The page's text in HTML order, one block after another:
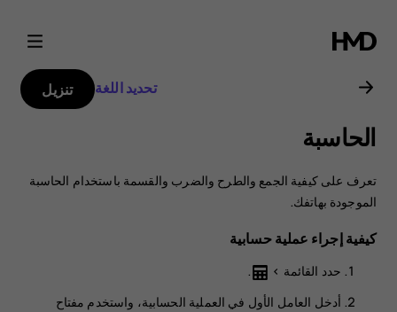
دليل
مستخدم
2018
Nokia
106
تحديد اللغة تنزيل
الحاسبة
تعرف على كيفية الجمع والطرح والضرب والقسمة باستخدام الحاسبة
الموجودة بهاتفك.
كيفية إجراء عملية حسابية
حدد القائمة >
.
أدخل العامل الأول في العملية الحسابية، واستخدم مفتاح